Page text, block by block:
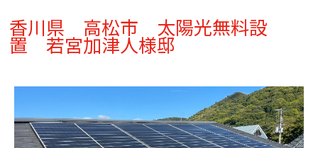
香川県 高松市 太陽光無料設
置 若宮加津人様邸